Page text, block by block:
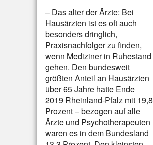
– Das alter der Ärzte: Bei
Hausärzten ist es oft auch
besonders dringlich,
Praxisnachfolger zu finden,
wenn Mediziner in Ruhestand
gehen. Den bundesweit
größten Anteil an Hausärzten
über 65 Jahre hatte Ende
2019 Rheinland-Pfalz mit 19,8
Prozent – bezogen auf alle
Ärzte und Psychotherapeuten
waren es in dem Bundesland